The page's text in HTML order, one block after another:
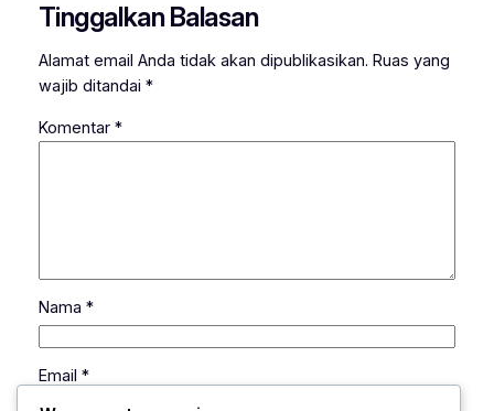
Tinggalkan Balasan
Alamat email Anda tidak akan dipublikasikan. Ruas yang
wajib ditandai *
Komentar *
Nama *
Email *